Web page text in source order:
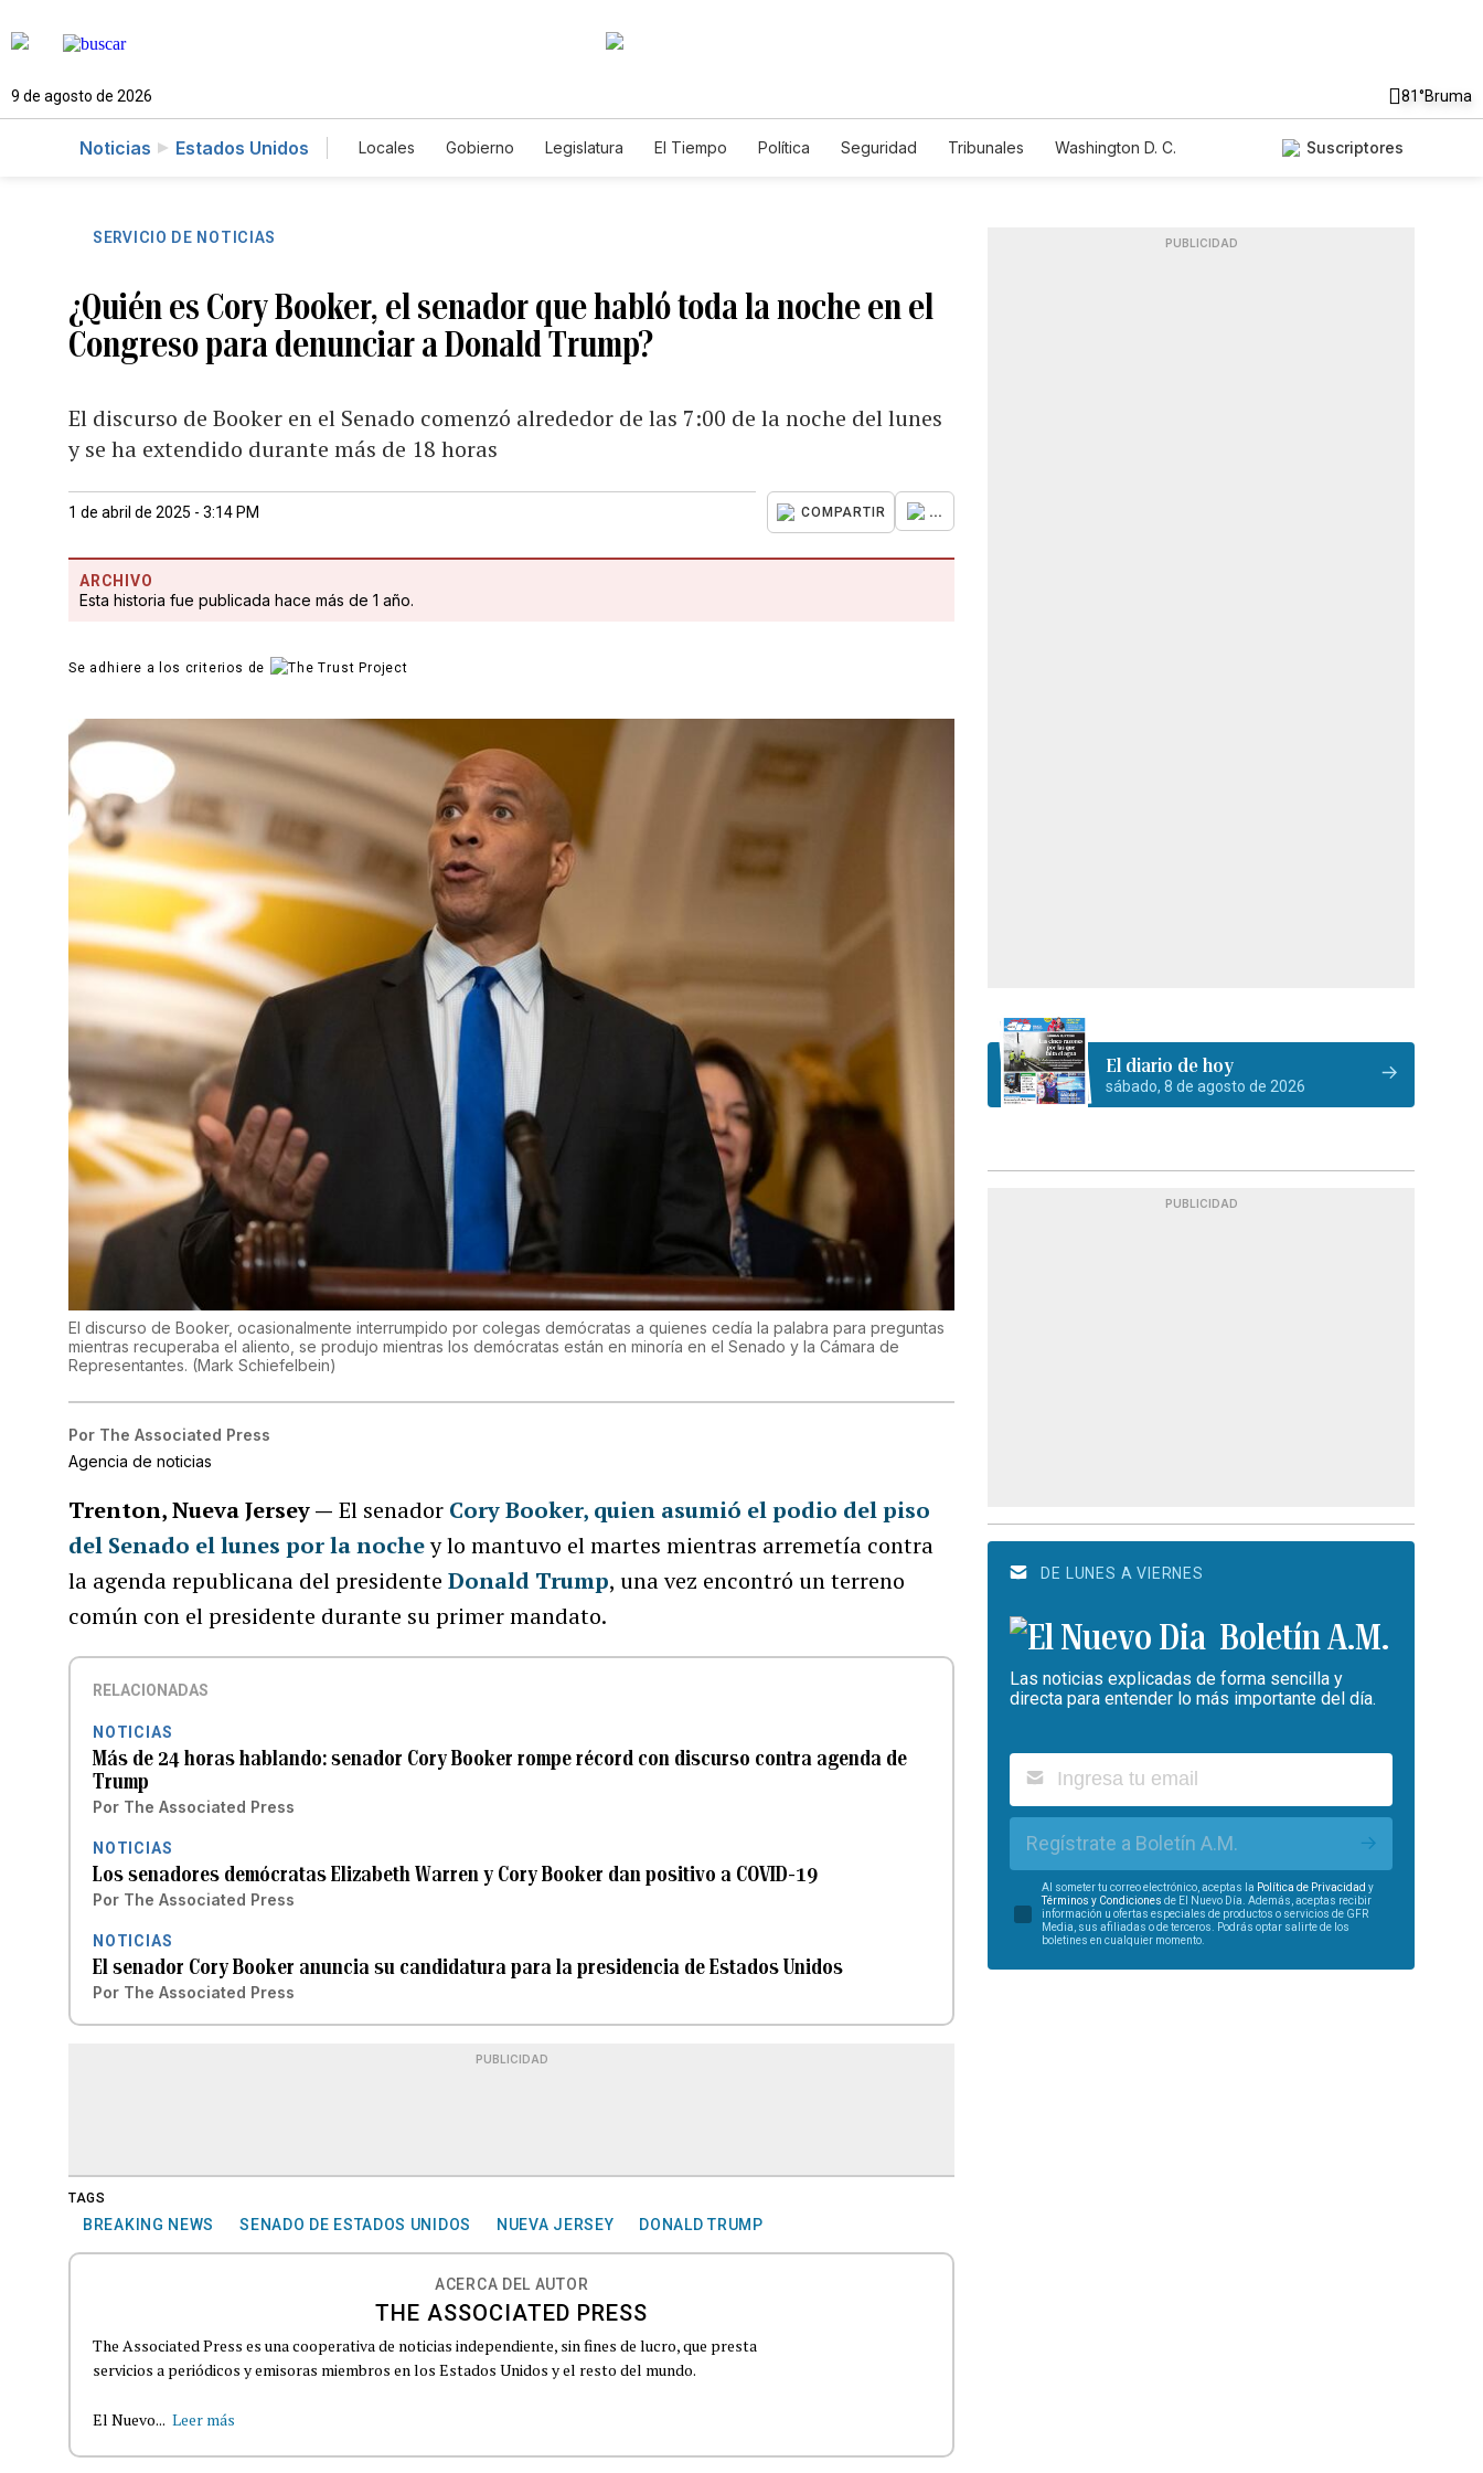
9 de agosto de 2026 81°Bruma
Noticias Estados Unidos Locales Gobierno Legislatura El Tiempo Política Seguridad Tribunales
Washington D. C.
Suscriptores
SERVICIO DE NOTICIAS
¿Quién es Cory Booker, el senador que habló toda la noche en el
Congreso para denunciar a Donald Trump?
El discurso de Booker en el Senado comenzó alrededor de las 7:00 de la noche del lunes
y se ha extendido durante más de 18 horas
1 de abril de 2025 - 3:14 PM COMPARTIR ...
ARCHIVO
Esta historia fue publicada hace más de 1 año.
Se adhiere a los criterios de
El discurso de Booker, ocasionalmente interrumpido por colegas demócratas a quienes cedía la palabra para preguntas
mientras recuperaba el aliento, se produjo mientras los demócratas están en minoría en el Senado y la Cámara de
Representantes. (Mark Schiefelbein)
Por The Associated Press
Agencia de noticias
Trenton, Nueva Jersey — El senador Cory Booker, quien asumió el podio del piso
del Senado el lunes por la nochey lo mantuvo el martes mientras arremetía contra
la agenda republicana del presidenteDonald Trump, una vez encontró un terreno
común con el presidente durante su primer mandato.
RELACIONADAS
NOTICIAS
Más de 24 horas hablando: senador Cory Booker rompe récord con discurso contra agenda de
Trump
Por The Associated Press
NOTICIAS
Los senadores demócratas Elizabeth Warren y Cory Booker dan positivo a COVID-19
Por The Associated Press
NOTICIAS
El senador Cory Booker anuncia su candidatura para la presidencia de Estados Unidos
Por The Associated Press
PUBLICIDAD
TAGS
BREAKING NEWS SENADO DE ESTADOS UNIDOS NUEVA JERSEY DONALD TRUMP
ACERCA DEL AUTOR
THE ASSOCIATED PRESS
The Associated Press es una cooperativa de noticias independiente, sin fines de lucro, que presta
servicios a periódicos y emisoras miembros en los Estados Unidos y el resto del mundo.
El Nuevo... Leer más
PUBLICIDAD
El diario de hoy
sábado, 8 de agosto de 2026
PUBLICIDAD
DE LUNES A VIERNES
Boletín A.M.
Las noticias explicadas de forma sencilla y
directa para entender lo más importante del día.
Regístrate a Boletín A.M.
Al someter tu correo electrónico, aceptas la Política de Privacidad y
Términos y Condiciones de El Nuevo Día. Además, aceptas recibir
información u ofertas especiales de productos o servicios de GFR
Media, sus afiliadas o de terceros. Podrás optar salirte de los
boletines en cualquier momento.